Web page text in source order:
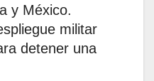
y México.
militar
detener una